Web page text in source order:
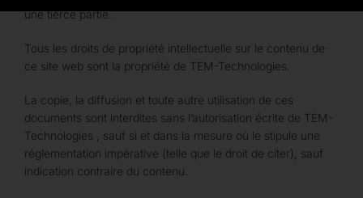
une tierce partie.
Tous les droits de propriété intellectuelle sur le contenu de
ce site web sont la propriété de TEM-Technologies.
La copie, la diffusion et toute autre utilisation de ces
documents sont interdites sans l’autorisation écrite de TEM-
Technologies , sauf si et dans la mesure où le stipule une
réglementation impérative (telle que le droit de citer), sauf
indication contraire du contenu.